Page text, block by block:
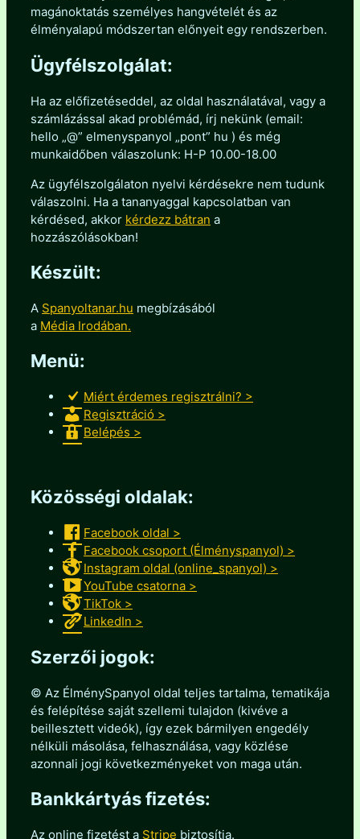
magánoktatás személyes hangvételét és az
élményalapú módszertan előnyeit egy rendszerben.
Ügyfélszolgálat:
Ha az előfizetéseddel, az oldal használatával, vagy a
számlázással akad problémád, írj nekünk (email:
hello „@” elmenyspanyol „pont” hu ) és még
munkaidőben válaszolunk: H-P 10.00-18.00
Az ügyfélszolgálaton nyelvi kérdésekre nem tudunk
válaszolni. Ha a tananyaggal kapcsolatban van
kérdésed, akkor kérdezz bátran a
hozzászólásokban!
Készült:
A Spanyoltanar.hu megbízásából
a Média Irodában.
Menü:
Miért érdemes regisztrálni? >
Regisztráció >
Belépés >
Közösségi oldalak:
Facebook oldal >
Facebook csoport (Élményspanyol) >
Instagram oldal (online_spanyol) >
YouTube csatorna >
TikTok >
LinkedIn >
Szerzői jogok:
© Az ÉlménySpanyol oldal teljes tartalma, tematikája
és felépítése saját szellemi tulajdon (kivéve a
beillesztett videók), így ezek bármilyen engedély
nélküli másolása, felhasználása, vagy közlése
azonnali jogi következményeket von maga után.
Bankkártyás fizetés:
Az online fizetést a Stripe biztosítja.